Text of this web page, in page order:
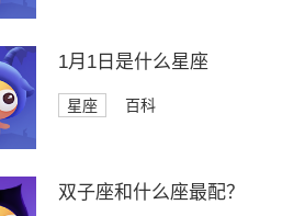
1月1日是什么星座
星座 百科
双子座和什么座最配？